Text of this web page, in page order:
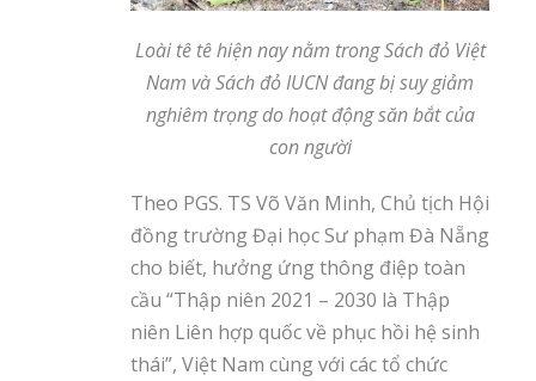
Loài tê tê hiện nay nằm trong Sách đỏ Việt
Nam và Sách đỏ IUCN đang bị suy giảm
nghiêm trọng do hoạt động săn bắt của
con người
Theo PGS. TS Võ Văn Minh, Chủ tịch Hội
đồng trường Đại học Sư phạm Đà Nẵng
cho biết, hưởng ứng thông điệp toàn
cầu “Thập niên 2021 – 2030 là Thập
niên Liên hợp quốc về phục hồi hệ sinh
thái”, Việt Nam cùng với các tổ chức